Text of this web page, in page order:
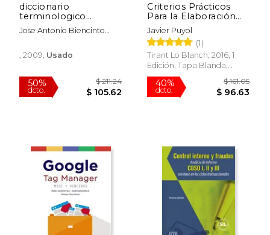
diccionario
terminologico
contable
Jose Antonio Biencinto
, 2009, Usado
Criterios Prácticos
Para la Elaboración
de un Código de
Compliance
(Abogacía Práctica)
Javier Puyol
(1)
Tirant Lo Blanch, 2016, 1
Edición, Tapa Blanda,
Nuevo
dcto.